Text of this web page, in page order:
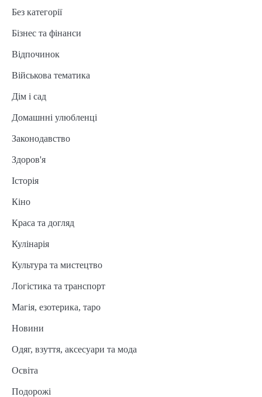
Без категорії
Бізнес та фінанси
Відпочинок
Військова тематика
Дім і сад
Домашнні улюбленці
Законодавство
Здоров'я
Історія
Кіно
Краса та догляд
Кулінарія
Культура та мистецтво
Логістика та транспорт
Магія, езотерика, таро
Новини
Одяг, взуття, аксесуари та мода
Освіта
Подорожі